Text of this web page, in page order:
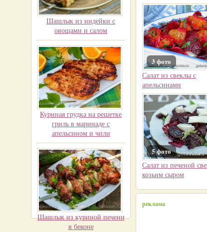
Шашлык из индейки с
овощами и салом
Куриная грудка на решетке
гриль в маринаде с
апельсином и чили
Шашлык из куриной печени
в беконе
3 фото
Салат из свеклы с
апельсинами
5 фото
Салат из печеной
козьим сыром
реклама